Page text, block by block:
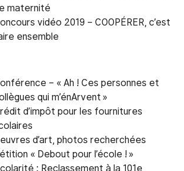
maternité
vidéo 2019 – COOPÉRER, c’est
ensemble
– « Ah ! Ces personnes et
qui m’énArvent »
d’impôt pour les fournitures
d’art, photos recherchées
« Debout pour l’école ! »
: Reclassement à la 101e